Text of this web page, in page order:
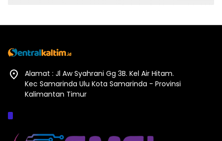
Alamat : Jl Aw Syahrani Gg 3B. Kel Air Hitam.
Kec Samarinda Ulu Kota Samarinda - Provinsi
Kalimantan Timur